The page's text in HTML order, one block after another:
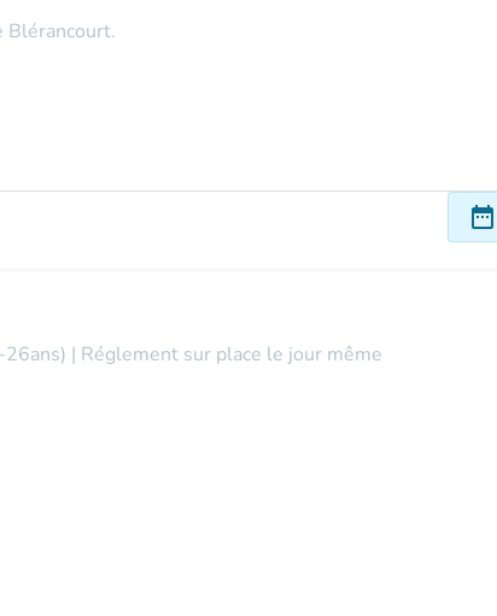
Blérancourt.
date_range
| Réglement sur place le jour même